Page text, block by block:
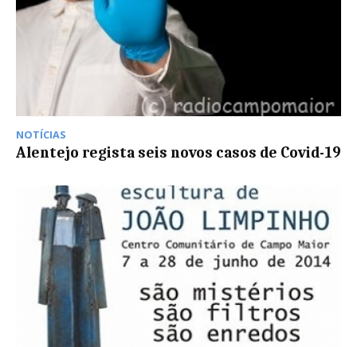
NOTÍCIAS
Alentejo regista seis novos casos de Covid-19